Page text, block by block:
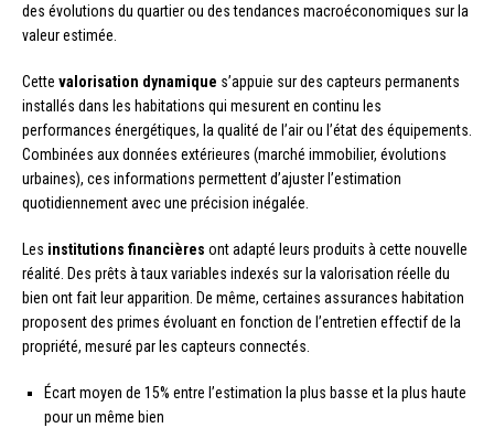
des évolutions du quartier ou des tendances macroéconomiques sur la
valeur estimée.
Cette valorisation dynamique s’appuie sur des capteurs permanents
installés dans les habitations qui mesurent en continu les
performances énergétiques, la qualité de l’air ou l’état des équipements.
Combinées aux données extérieures (marché immobilier, évolutions
urbaines), ces informations permettent d’ajuster l’estimation
quotidiennement avec une précision inégalée.
Les institutions financières ont adapté leurs produits à cette nouvelle
réalité. Des prêts à taux variables indexés sur la valorisation réelle du
bien ont fait leur apparition. De même, certaines assurances habitation
proposent des primes évoluant en fonction de l’entretien effectif de la
propriété, mesuré par les capteurs connectés.
Écart moyen de 15% entre l’estimation la plus basse et la plus haute
pour un même bien